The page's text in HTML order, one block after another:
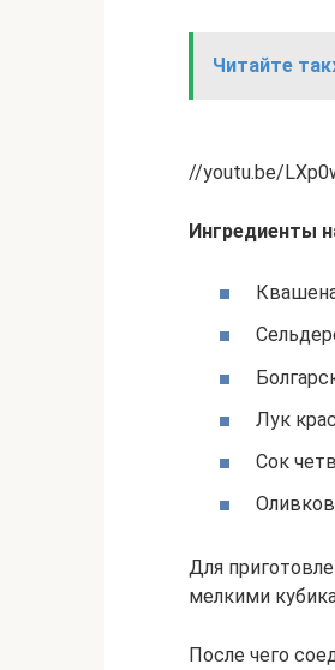
Читайте
//youtu.be/
Ингредиенты
Лук
Сок
Для
мелкими
После чего